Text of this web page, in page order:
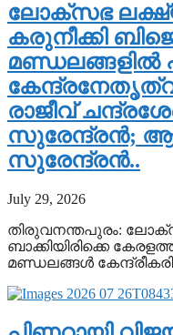
ലോക്സഭ
കരുനീക്കി
മണ്ഡലങ്ങളിൽ
രാജീവ്
സുരേന്ദ്രൻ;
സുരേന്ദ്രൻ..
July 29, 2026
തിരുവനന്തപുരം:
ബാക്കിയിരിക്കെ
മണ്ഡലങ്ങൾ